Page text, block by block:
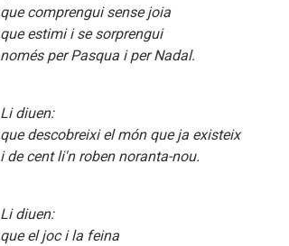
que comprengui sense joia
que estimi i se sorprengui
només per Pasqua i per Nadal.
Li diuen:
que descobreixi el món que ja existeix
i de cent li'n roben noranta-nou.
Li diuen:
que el joc i la feina